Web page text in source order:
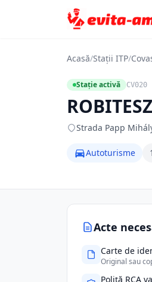
Acasă/Stații ITP/
Stație activă CV020
Strada Papp
Autoturisme
Acte
Carte de
Original sau
Poliță RCA